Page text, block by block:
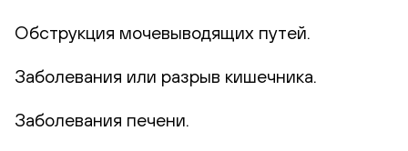
Обструкция мочевыводящих путей.
Заболевания или разрыв кишечника.
Заболевания печени.